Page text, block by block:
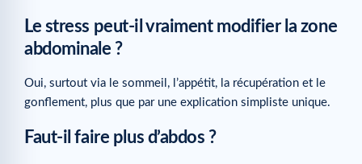
Le stress peut-il vraiment modifier la zone
abdominale ?
Oui, surtout via le sommeil, l’appétit, la récupération et le
gonflement, plus que par une explication simpliste unique.
Faut-il faire plus d’abdos ?